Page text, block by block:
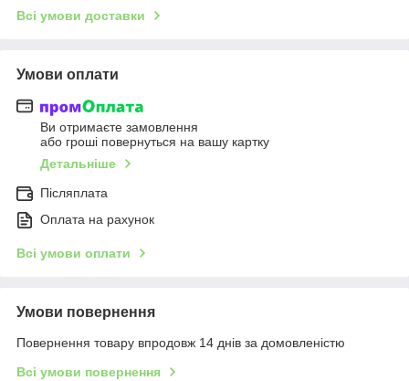
Всі умови доставки
Умови оплати
Ви отримаєте замовлення
або гроші повернуться на вашу картку
Детальніше
Післяплата
Оплата на рахунок
Всі умови оплати
Умови повернення
Повернення товару впродовж 14 днів за домовленістю
Всі умови повернення